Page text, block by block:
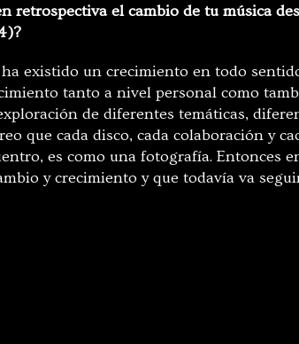
retrospectiva el cambio de tu música
existido un crecimiento en todo
tanto a nivel personal como
de diferentes temáticas,
que cada disco, cada colaboración y
es como una fotografía. Entonces
y crecimiento y que todavía va